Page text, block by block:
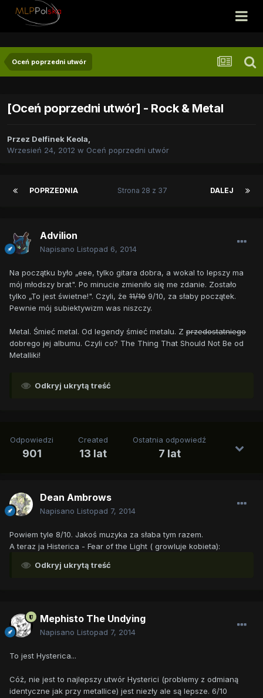
Oceń poprzedni utwór
[Oceń poprzedni utwór] - Rock & Metal
Przez Delfinek Keola,
Wrzesień 24, 2012 w Oceń poprzedni utwór
POPRZEDNIA DALEJ
Strona 28 z 37
Advilion
Napisano Listopad 6, 2014
Na początku było „eee, tylko gitara dobra, a wokal to lepszy ma
mój młodszy brat". Po minucie zmieniło się me zdanie. Zostało
tylko „To jest świetne!". Czyli, że 11/10 9/10, za słaby początek.
Pewnie mój subiektywizm was niszczy.
Metal. Śmieć metal. Od legendy śmieć metalu. Z przedostatniego
dobrego jej albumu. Czyli co? The Thing That Should Not Be od
Metalliki!
Odkryj ukrytą treść
Odpowiedzi
901
Created
13 lat
Ostatnia odpowiedź
7 lat
Dean Ambrows
Napisano Listopad 7, 2014
Powiem tyle 8/10. Jakoś muzyka za słaba tym razem.
A teraz ja Histerica - Fear of the Light ( growluje kobieta):
Odkryj ukrytą treść
Mephisto The Undying
Napisano Listopad 7, 2014
To jest Hysterica...
Cóż, nie jest to najlepszy utwór Hysterici (problemy z odmianą
identyczne jak przy metallice) jest niezły ale są lepsze. 6/10